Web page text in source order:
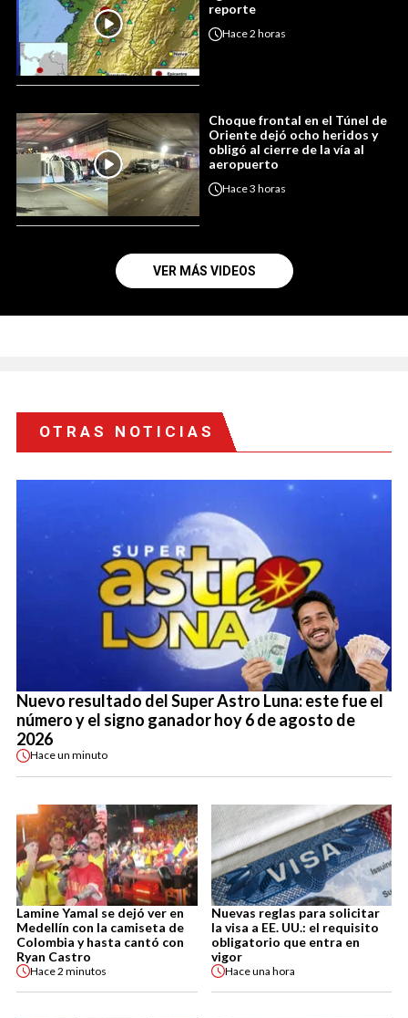
reporte
Hace2 horas
Choque frontal en el Túnel de
Oriente dejó ocho heridos y
obligó al cierre de la vía al
aeropuerto
Hace3 horas
VER MÁS VIDEOS
OTRAS NOTICIAS
Nuevo resultado del Super Astro Luna: este fue el
número y el signo ganador hoy 6 de agosto de
2026
Haceun minuto
Lamine Yamal se dejó ver en
Medellín con la camiseta de
Colombia y hasta cantó con
Ryan Castro
Hace2 minutos
Nuevas reglas para solicitar
la visa a EE. UU.: el requisito
obligatorio que entra en
vigor
Haceuna hora